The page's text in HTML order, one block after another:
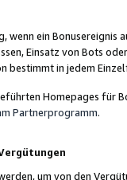
wenn ein Bonusereignis
Einsatz von Bots
bestimmt in jedem
Homepages für
Partnerprogramm.
um von den